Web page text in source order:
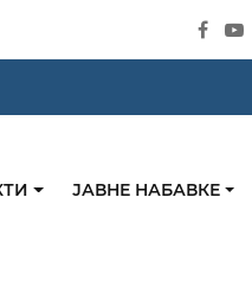
ЈАВНЕ НАБАВКЕ